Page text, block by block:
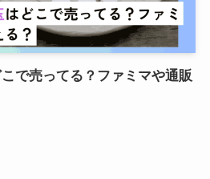
で売ってる？ファミマや通販